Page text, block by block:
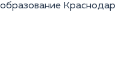
Краснодар